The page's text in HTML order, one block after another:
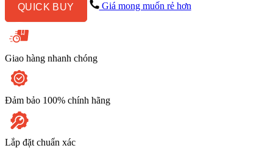
Nắp
Rửa
Điện
Tử
WASHLET
C5
TCF6531Z
(220V)
số
lượng
QUICK BUY Giá mong muốn rẻ hơn
Giao hàng nhanh chóng
Đảm bảo 100% chính hãng
Lắp đặt chuẩn xác